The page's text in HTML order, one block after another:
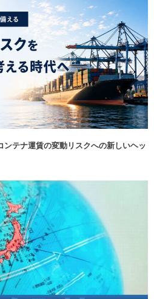
テナ運賃の変動リスクへの新しいヘッ